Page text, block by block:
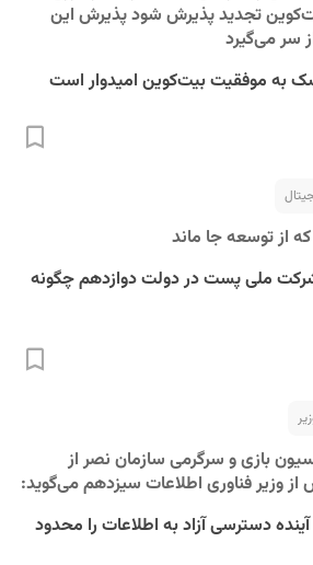
تجدید پذیرش شود پذیرش این
از سر می‌گیرد
به موفقیت بیت‌کوین امیدوار است
که از توسعه جا ماند
ملی پست در دولت دوازدهم چگونه
بازی و سرگرمی سازمان نصر از
از وزیر فناوری اطلاعات سیزدهم می‌گوید:
وزیر ICT آینده دسترسی آزاد به اطلاعات را محدود